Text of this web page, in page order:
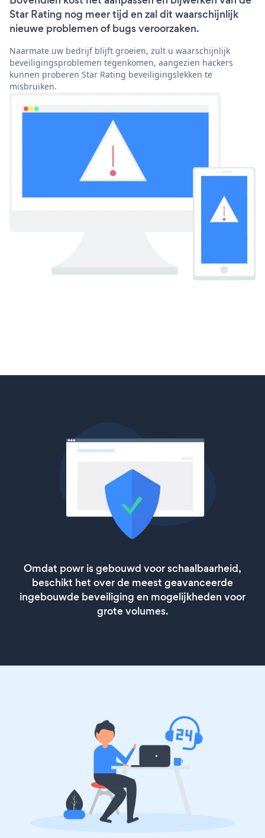
Star Rating nog meer tijd en zal dit waarschijnlijk
nieuwe problemen of bugs veroorzaken.
Naarmate uw bedrijf blijft groeien, zult u waarschijnlijk
beveiligingsproblemen tegenkomen, aangezien hackers
kunnen proberen Star Rating beveiligingslekken te
misbruiken.
Omdat powr is gebouwd voor schaalbaarheid,
beschikt het over de meest geavanceerde
ingebouwde beveiliging en mogelijkheden voor
grote volumes.